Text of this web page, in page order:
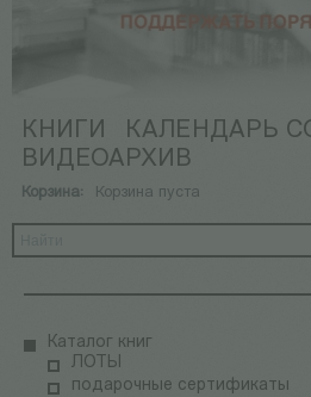
КНИГИ
КАЛЕНДАРЬ
ВИДЕОАРХИВ
Корзина: Корзина пуста
Каталог книг
ЛОТЫ
подарочные сертификаты